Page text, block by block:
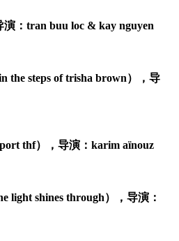
演：tran buu loc & kay nguyen
the steps of trisha brown），导
thf），导演：karim aïnouz
light shines through），导演：